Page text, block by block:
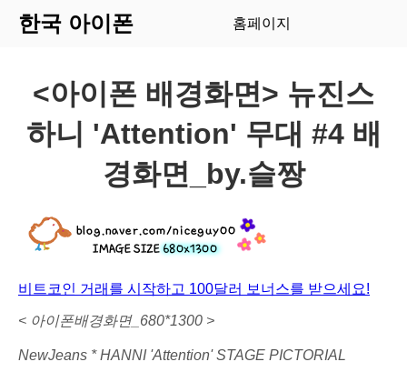
한국 아이폰 홈페이지
<아이폰 배경화면> 뉴진스
하니 'Attention' 무대 #4 배
경화면_by.슬짱
비트코인 거래를 시작하고 100달러 보너스를 받으세요!
< 아이폰배경화면_680*1300 >
NewJeans * HANNI 'Attention' STAGE PICTORIAL